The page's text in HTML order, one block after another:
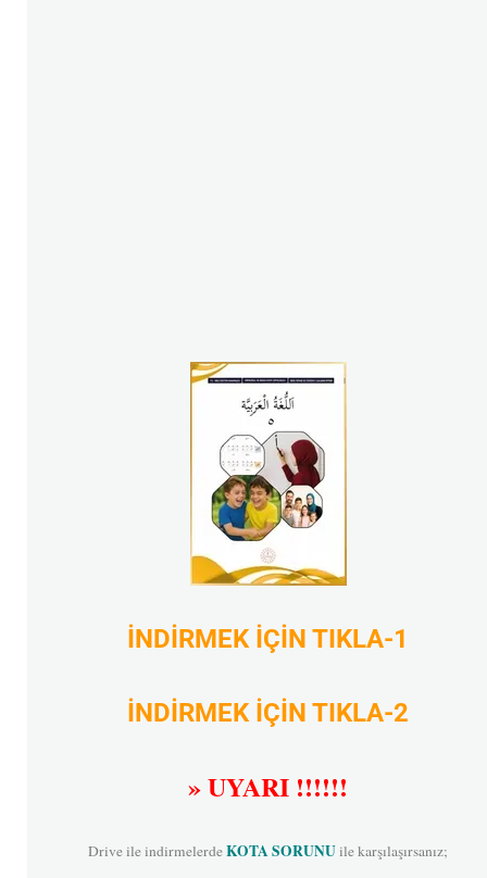
İNDİRMEK İÇİN TIKLA-1
İNDİRMEK İÇİN TIKLA-2
» UYARI !!!!!!
Drive ile indirmelerdeKOTA SORUNUile karşılaşırsanız;